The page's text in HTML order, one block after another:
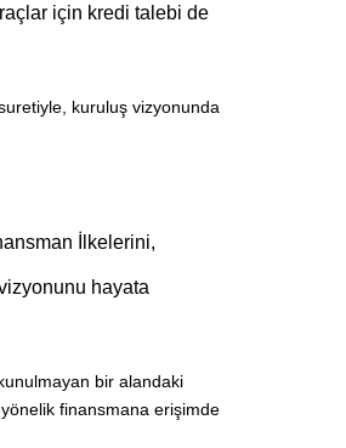
için kredi talebi de
kuruluş vizyonunda
İlkelerini,
hayata
bir alandaki
finansmana erişimde